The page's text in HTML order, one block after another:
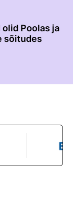
olid Poolas ja
sõitudes